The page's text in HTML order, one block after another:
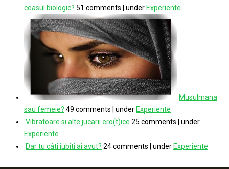
ceasul biologic? 51 comments under Experiente
Musulmana
sau femeie? 49 comments under Experiente
Vibratoare si alte jucarii ero(t)ice 25 comments
under
Experiente
Dar tu câti iubiti ai avut? 24 comments under Experiente